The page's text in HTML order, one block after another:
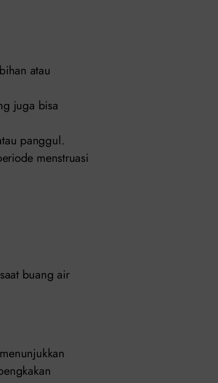
atau
juga bisa
panggul.
menstruasi
buang air